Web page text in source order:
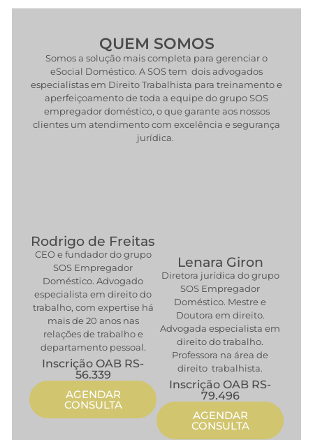
QUEM SOMOS
Somos a solução mais completa para gerenciar o
eSocial Doméstico. A SOS tem dois advogados
especialistas em Direito Trabalhista para treinamento e
aperfeiçoamento de toda a equipe do grupo SOS
empregador doméstico, o que garante aos nossos
clientes um atendimento com excelência e segurança
jurídica.
Rodrigo de Freitas
CEO e fundador do grupo
SOS Empregador
Doméstico. Advogado
especialista em direito do
trabalho, com expertise há
mais de 20 anos nas
relações de trabalho e
departamento pessoal.
Inscrição OAB RS-
56.339
AGENDAR
CONSULTA
Lenara Giron
Diretora jurídica do grupo
SOS Empregador
Doméstico. Mestre e
Doutora em direito.
Advogada especialista em
direito do trabalho.
Professora na área de
direito trabalhista.
Inscrição OAB RS-
79.496
AGENDAR
CONSULTA